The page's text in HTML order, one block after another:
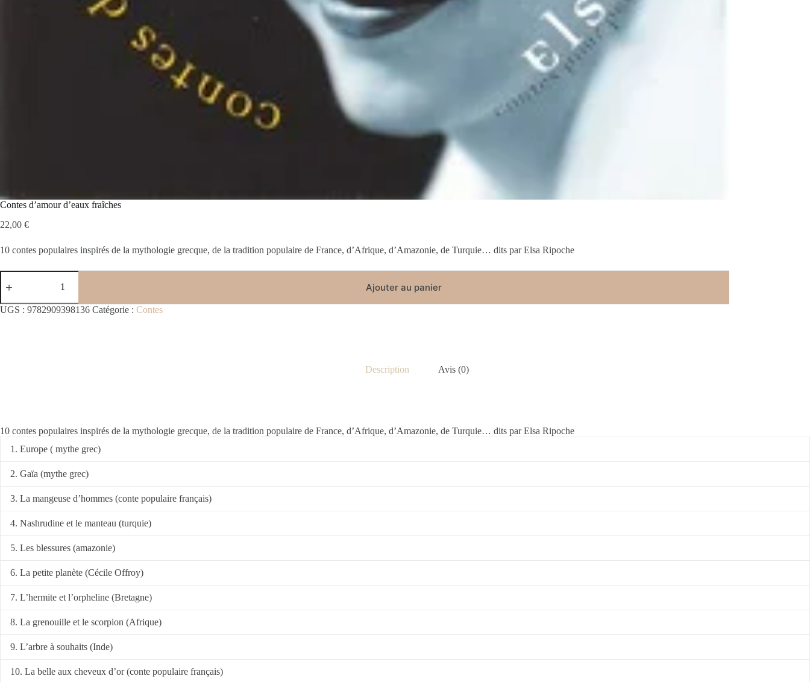
Contes d’amour d’eaux fraîches
22,00 €
10 contes populaires inspirés de la mythologie grecque, de la tradition populaire de France, d’Afrique, d’Amazonie, de Turquie… dits par Elsa Ripoche
quantité
de
d'amour
d'eaux
Ajouter au panier
UGS : 9782909398136 Catégorie : Contes
Description Avis (0)
10 contes populaires inspirés de la mythologie grecque, de la tradition populaire de France, d’Afrique, d’Amazonie, de Turquie… dits par Elsa Ripoche
1. Europe ( mythe grec)
2. Gaïa (mythe grec)
3. La mangeuse d’hommes (conte populaire français)
4. Nashrudine et le manteau (turquie)
5. Les blessures (amazonie)
6. La petite planète (Cécile Offroy)
7. L’hermite et l’orpheline (Bretagne)
8. La grenouille et le scorpion (Afrique)
9. L’arbre à souhaits (Inde)
10. La belle aux cheveux d’or (conte populaire français)